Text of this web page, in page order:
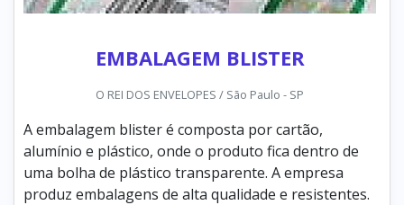
EMBALAGEM BLISTER
O REI DOS ENVELOPES / São Paulo - SP
A embalagem blister é composta por cartão,
alumínio e plástico, onde o produto fica dentro de
uma bolha de plástico transparente. A empresa
produz embalagens de alta qualidade e resistentes.